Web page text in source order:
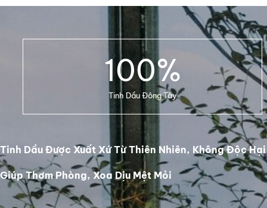
100%
Tinh Dầu Đông Tây
Tinh Dầu Được Xuất Xứ Từ Thiên Nhiên, Không Độc Hại
Giúp Thơm Phòng, Xoa Dịu Mệt Mỏi